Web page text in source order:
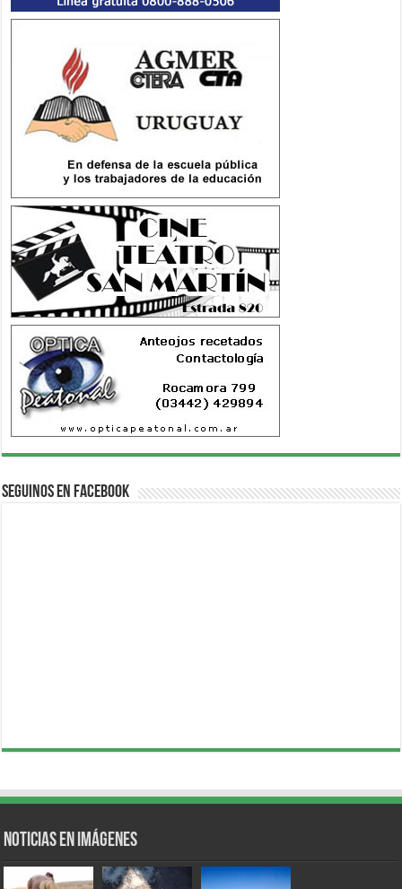
Seguinos en Facebook
Noticias en Imágenes